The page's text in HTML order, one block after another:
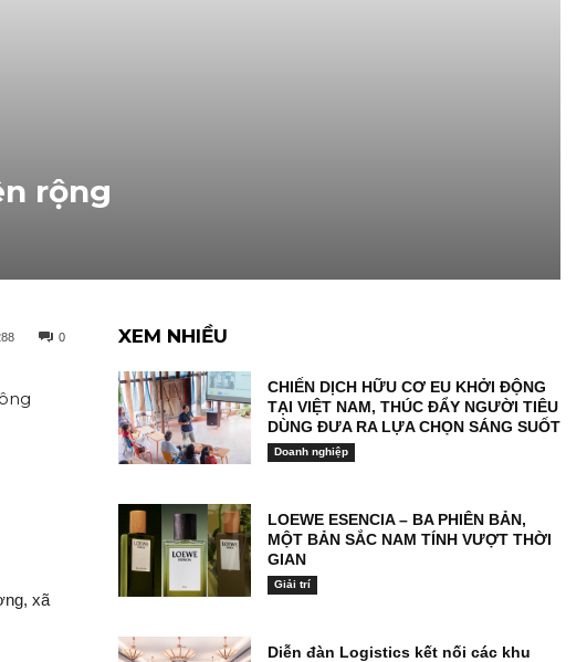
rộng
0
xã
XEM NHIỀU
CHIẾN DỊCH HỮU CƠ EU KHỞI ĐỘNG
TẠI VIỆT NAM, THÚC ĐẨY NGƯỜI TIÊU
DÙNG ĐƯA RA LỰA CHỌN SÁNG SUỐT
Doanh nghiệp
LOEWE ESENCIA – BA PHIÊN BẢN,
MỘT BẢN SẮC NAM TÍNH VƯỢT THỜI
GIAN
Giải trí
Diễn đàn Logistics kết nối các khu